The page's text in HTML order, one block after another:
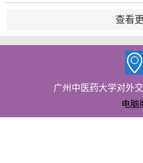
查看
广州中医药大学对外
电脑